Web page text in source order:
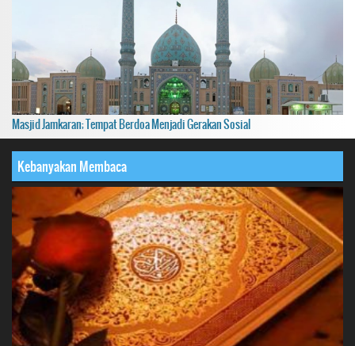
Masjid Jamkaran; Tempat Berdoa Menjadi Gerakan Sosial
Kebanyakan Membaca